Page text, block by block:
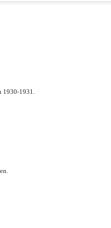
1931.